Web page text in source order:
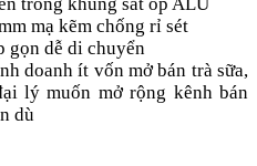
mạ kẽm chống rỉ sét
gọn dễ di chuyển
doanh ít vốn mở bán trà sữa,
lý muốn mở rộng kênh bán
dù